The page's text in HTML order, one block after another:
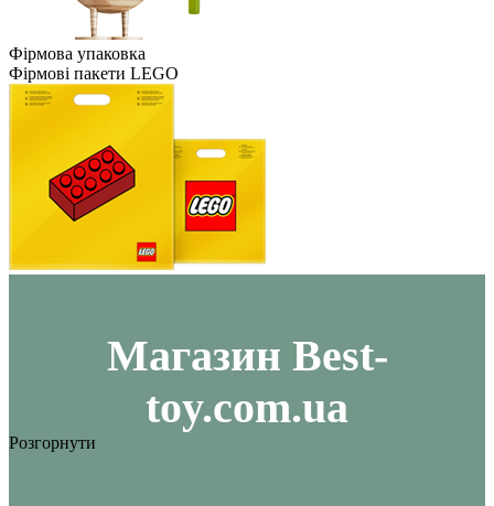
Фірмова упаковка
Фірмові пакети LEGO
Maгазин Best-
toy.com.ua
Розгорнути